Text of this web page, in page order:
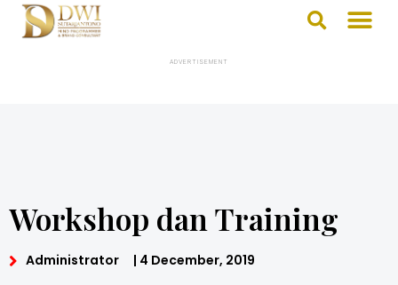
ADVERTISEMENT
Workshop dan Training
Administrator | 4 December, 2019